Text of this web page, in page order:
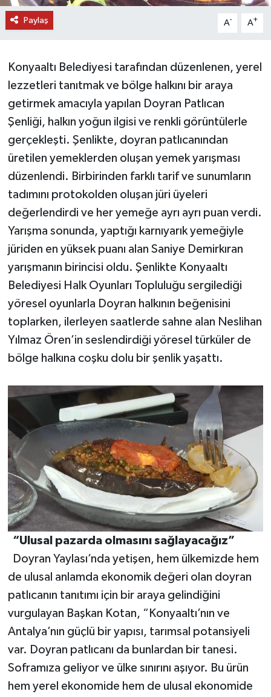
Paylaş A- A+
Konyaaltı Belediyesi tarafından düzenlenen, yerel
lezzetleri tanıtmak ve bölge halkını bir araya
getirmek amacıyla yapılan Doyran Patlıcan
Şenliği, halkın yoğun ilgisi ve renkli görüntülerle
gerçekleşti. Şenlikte, doyran patlıcanından
üretilen yemeklerden oluşan yemek yarışması
düzenlendi. Birbirinden farklı tarif ve sunumların
tadımını protokolden oluşan jüri üyeleri
değerlendirdi ve her yemeğe ayrı ayrı puan verdi.
Yarışma sonunda, yaptığı karnıyarık yemeğiyle
jüriden en yüksek puanı alan Saniye Demirkıran
yarışmanın birincisi oldu. Şenlikte Konyaaltı
Belediyesi Halk Oyunları Topluluğu sergilediği
yöresel oyunlarla Doyran halkının beğenisini
toplarken, ilerleyen saatlerde sahne alan Neslihan
Yılmaz Ören’in seslendirdiği yöresel türküler de
bölge halkına coşku dolu bir şenlik yaşattı.
“Ulusal pazarda olmasını sağlayacağız”
Doyran Yaylası’nda yetişen, hem ülkemizde hem
de ulusal anlamda ekonomik değeri olan doyran
patlıcanın tanıtımı için bir araya gelindiğini
vurgulayan Başkan Kotan, “Konyaaltı’nın ve
Antalya’nın güçlü bir yapısı, tarımsal potansiyeli
var. Doyran patlıcanı da bunlardan bir tanesi.
Soframıza geliyor ve ülke sınırını aşıyor. Bu ürün
hem yerel ekonomide hem de ulusal ekonomide
VİDEO HABERLER
RESMİ İLAN
MAGAZİN